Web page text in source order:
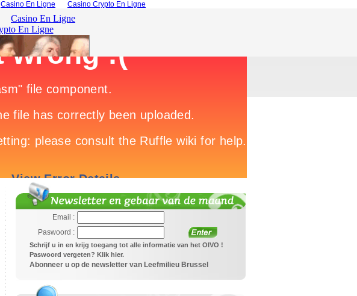
Casino En Ligne Casino Crypto En Ligne
Email :
Paswoord :
Schrijf u in en krijg toegang tot alle informatie van het OIVO !
Paswoord vergeten? Klik hier.
Abonneer u op de newsletter van Leefmilieu Brussel